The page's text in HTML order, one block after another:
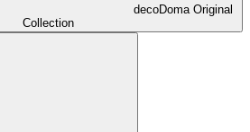
decoDoma Original
Collection